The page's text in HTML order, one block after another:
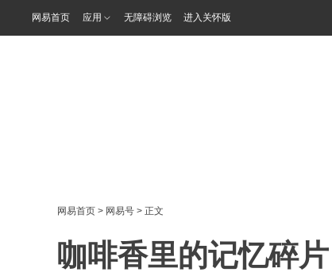
网易首页 应用 无障碍浏览 进入关怀版
网易首页 > 网易号 > 正文
咖啡香里的记忆碎